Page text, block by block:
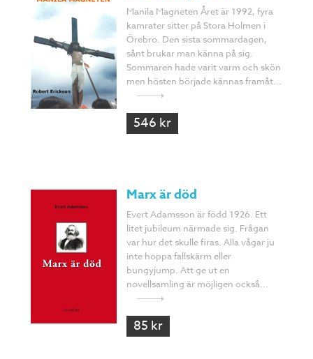
Manila Magneten Året är 1992, fyra
kamrater sitter på Stora Holmen i
Örebro. Den sista sommardagen,
sånt brukar man känna på sig.
Sommaren hade varit varm och skön
men hösten började kännas framåt...
546 kr
Marx är död
Evert Adamsson är född 1926. Ett
litet jubileum närmade sig. Frågan
var hur det skulle firas. Alla vågar ju
inte hoppa fallskärm eller
bungyjump. Att ge ut en
novellsamling är möjligen också...
85 kr